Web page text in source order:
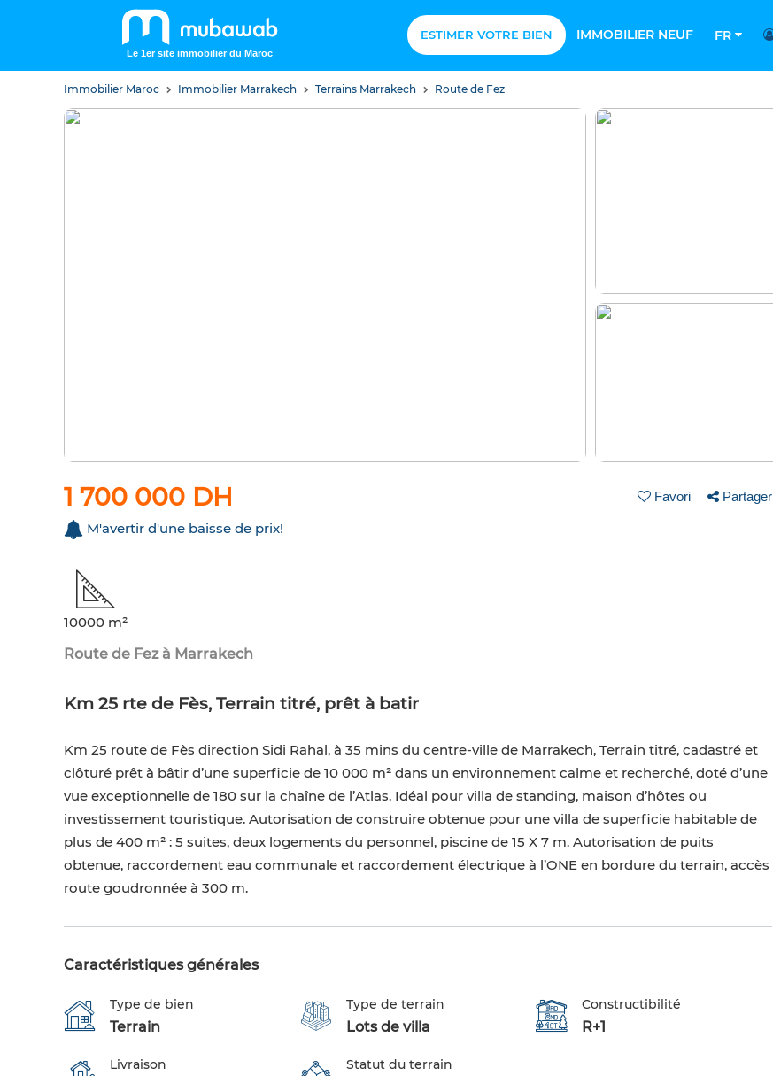
Le 1er site immobilier du Maroc
ESTIMER VOTRE BIEN IMMOBILIER NEUF FR
Immobilier Maroc Immobilier Marrakech Terrains Marrakech Route de Fez
1 700 000 DH Favori Partager
M'avertir d'une baisse de prix!
10000 m²
Route de Fez à Marrakech
Km 25 rte de Fès, Terrain titré, prêt à batir
Km 25 route de Fès direction Sidi Rahal, à 35 mins du centre-ville de Marrakech, Terrain titré, cadastré et
clôturé prêt à bâtir d’une superficie de 10 000 m² dans un environnement calme et recherché, doté d’une
vue exceptionnelle de 180 sur la chaîne de l’Atlas. Idéal pour villa de standing, maison d’hôtes ou
investissement touristique. Autorisation de construire obtenue pour une villa de superficie habitable de
plus de 400 m² : 5 suites, deux logements du personnel, piscine de 15 X 7 m. Autorisation de puits
obtenue, raccordement eau communale et raccordement électrique à l’ONE en bordure du terrain, accès
route goudronnée à 300 m.
Caractéristiques générales
Type de bien
Terrain
Type de terrain
Lots de villa
Constructibilité
R+1
Livraison Statut du terrain